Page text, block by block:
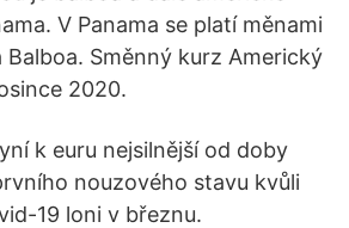
V Panama se platí měnami
Balboa. Směnný kurz Americký
2020.
k euru nejsilnější od doby
nouzového stavu kvůli
19 loni v březnu.